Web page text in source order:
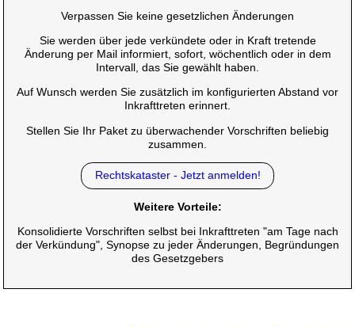
Verpassen Sie keine gesetzlichen Änderungen
Sie werden über jede verkündete oder in Kraft tretende
Änderung per Mail informiert, sofort, wöchentlich oder in dem
Intervall, das Sie gewählt haben.
Auf Wunsch werden Sie zusätzlich im konfigurierten Abstand vor
Inkrafttreten erinnert.
Stellen Sie Ihr Paket zu überwachender Vorschriften beliebig
zusammen.
Rechtskataster - Jetzt anmelden!
Weitere Vorteile:
Konsolidierte Vorschriften selbst bei Inkrafttreten "am Tage nach
der Verkündung", Synopse zu jeder Änderungen, Begründungen
des Gesetzgebers